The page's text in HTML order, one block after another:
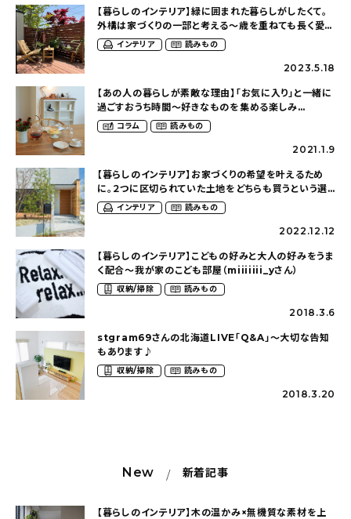
【暮らしのインテリア】緑に囲まれた暮らしがしたくて。
外構は家づくりの一部と考える〜歳を重ねても長く愛せ
るシンプルな家（aoi.home2017さん）
インテリア 読みもの
2023.5.18
【あの人の暮らしが素敵な理由】「お気に入り」と一緒に
過ごすおうち時間〜好きなものを集める楽しみ
（aoi.home2017さん）
コラム 読みもの
2021.1.9
【暮らしのインテリア】お家づくりの希望を叶えるため
に。２つに区切られていた土地をどちらも買うという選
択〜歳を重ねても長く愛せるシンプルな家
（aoi.home2017さん）
インテリア 読みもの
2022.12.12
【暮らしのインテリア】こどもの好みと大人の好みをうま
く配合〜我が家のこども部屋（miiiiiii_yさん）
収納/掃除 読みもの
2018.3.6
stgram69さんの北海道LIVE「Q&A」〜大切な告知
もあります♪
収納/掃除 読みもの
2018.3.20
New 新着記事
【暮らしのインテリア】木の温かみ×無機質な素材を上